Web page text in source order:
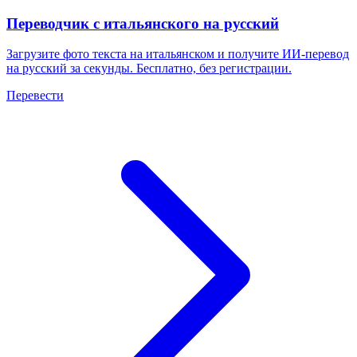
Переводчик с итальянского на русский
Загрузите фото текста на итальянском и получите ИИ-перевод
на русский за секунды. Бесплатно, без регистрации.
Перевести